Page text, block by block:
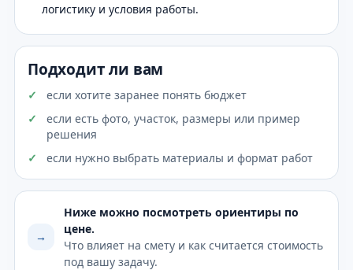
логистику и условия работы.
Подходит ли вам
если хотите заранее понять бюджет
если есть фото, участок, размеры или пример
решения
если нужно выбрать материалы и формат работ
→
Ниже можно посмотреть ориентиры по
цене.
Что влияет на смету и как считается стоимость
под вашу задачу.